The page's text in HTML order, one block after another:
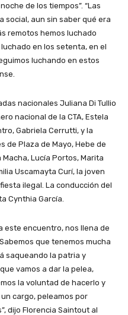
de los tiempos”. “Las
social, aun sin saber qué era
remotos hemos luchado
en los setenta, en el
luchando en estos
nacionales Juliana Di Tullio
nacional de la CTA, Estela
Gabriela Cerrutti, y la
de Plaza de Mayo, Hebe de
Lucía Portos, Marita
Uscamayta Curí, la joven
ilegal. La conducción del
Cynthia García.
este encuentro, nos llena de
que tenemos mucha
saqueando la patria y
vamos a dar la pelea,
la voluntad de hacerlo y
cargo, peleamos por
dijo Florencia Saintout al